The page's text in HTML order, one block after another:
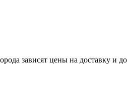
зависят цены на доставку и